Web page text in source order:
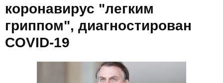
коронавирус "легким
гриппом", диагностирован
СOVID-19